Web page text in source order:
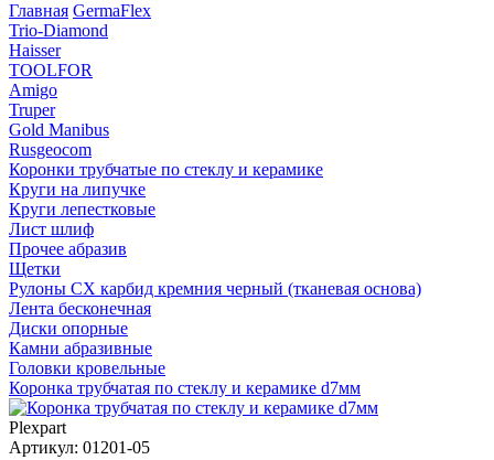
Главная GermaFlex
Trio-Diamond
Haisser
TOOLFOR
Amigo
Truper
Gold Manibus
Rusgeocom
Коронки трубчатые по стеклу и керамике
Круги на липучке
Круги лепестковые
Лист шлиф
Прочее абразив
Щетки
Рулоны CX карбид кремния черный (тканевая основа)
Лента бесконечная
Диски опорные
Камни абразивные
Головки кровельные
Коронка трубчатая по стеклу и керамике d7мм
Plexpart
Артикул: 01201-05